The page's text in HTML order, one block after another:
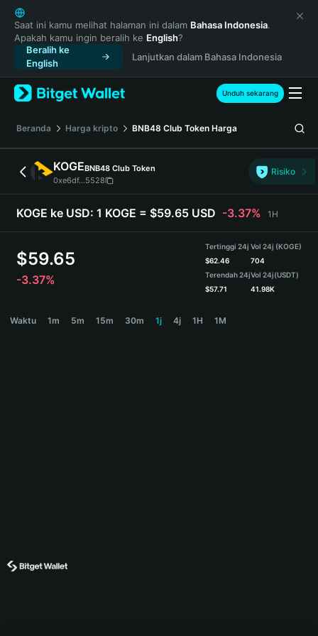
English
日本語
Tiếng Việt
Русский
Español (Latinoamérica)
Türkçe
Français
Deutsch
简体中文
繁體中文
Português (Portugal)
Bahasa Indonesia
ภาษาไทย
Español
Español (Argentina)
Saat ini kamu melihat halaman ini dalam Bahasa Indonesia.
Apakah kamu ingin beralih ke English?
Beralih ke
English
Lanjutkan dalam Bahasa Indonesia
Unduh sekarang
Beranda Harga kripto BNB48 Club Token Harga
KOGEBNB48 Club Token
0xe6df...5528
Risiko
KOGE ke USD: 1 KOGE = $59.65 USD -3.37% 1H
$59.65
-3.37%
Tertinggi 24j
$62.46
Terendah 24j
$57.71
Vol 24j (KOGE)
704
Vol 24j(USDT)
41.98K
Waktu 1m 5m 15m 30m 1j 4j 1H 1M